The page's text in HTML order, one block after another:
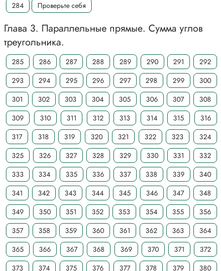
284
Проверьте себя
Глава 3. Параллельные прямые. Сумма углов
треугольника.
285 286 287 288 289 290 291
292
293
294 295 296 297 298 299
300
301
302 303 304 305 306 307
308
309
310 311 312 313 314 315
316
317
318 319 320 321 322 323
324
325
326 327 328 329 330 331
332
333
334 335 336 337 338 339
340
341
342 343 344 345 346 347
348
349
350 351 352 353 354 355
356
357
358 359 360 361 362 363
364
365
366 367 368 369 370 371
372
373
374 375 376 377 378 379 380